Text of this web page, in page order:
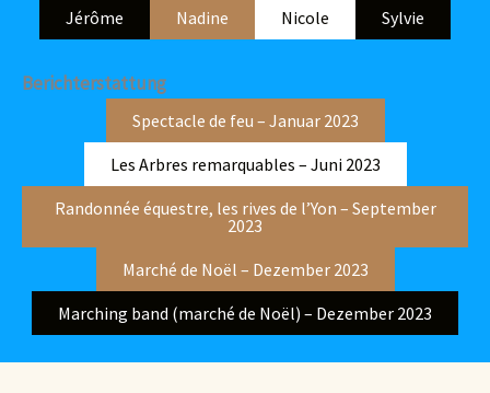
Jérôme
Nadine Nicole Sylvie
Berichterstattung
Spectacle de feu – Januar 2023
Les Arbres remarquables – Juni 2023
Randonnée équestre, les rives de l’Yon – September
2023
Marché de Noël – Dezember 2023
Marching band (marché de Noël) – Dezember 2023